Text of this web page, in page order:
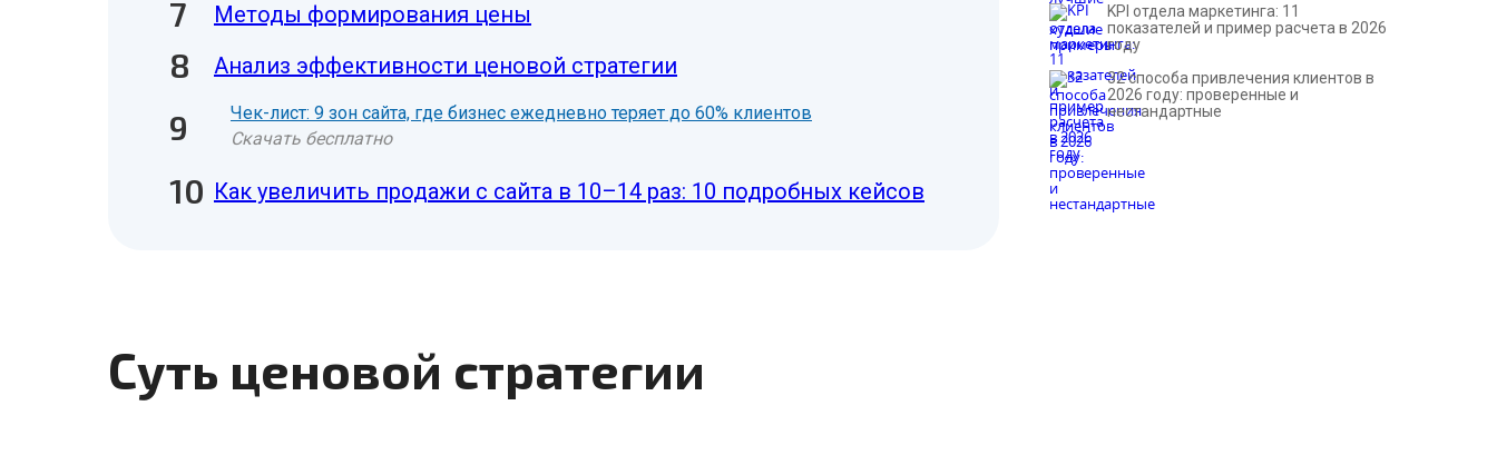
Методы формирования цены
Анализ эффективности ценовой стратегии
Чек-лист: 9 зон сайта, где бизнес ежедневно теряет до 60% клиентов
Скачать бесплатно
Как увеличить продажи с сайта в 10–14 раз: 10 подробных кейсов
Суть ценовой стратегии
KPI отдела маркетинга: 11
показателей и пример расчета в 2026
году
32 способа привлечения клиентов в
2026 году: проверенные и
нестандартные